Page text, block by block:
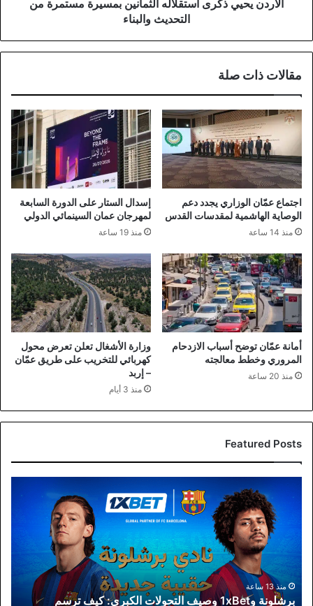
الأردن يحيي ذكرى استقلاله الثمانين بمسيرة مستمرة من
التحديث والبناء
مقالات ذات صلة
اجتماع عمّان الوزاري يجدد دعم
الوصاية الهاشمية لمقدسات القدس
منذ 14 ساعة
إسدال الستار على الدورة السابعة
لمهرجان عمان السينمائي الدولي
منذ 19 ساعة
أمانة عمّان توضح أسباب الازدحام
المروري وخطط معالجته
منذ 20 ساعة
وزارة الأشغال تعلن تعرض محول
كهربائي للتخريب على طريق عمّان
– إربد
منذ 3 أيام
Featured Posts
برشلونة
و1xBet
وصيف
التحولات
الكبرى:
ترسم
الانتقالات
ملامح
منذ 13 ساعة
برشلونة و1xBet وصيف التحولات الكبرى: كيف ترسم